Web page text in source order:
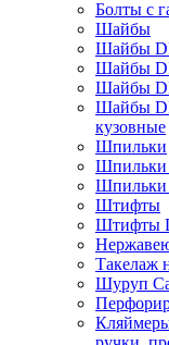
Болты с
Шайбы
Шайбы
Шайбы
Шайбы
Шайбы
кузовные
Шпильки
Шпильки
Шпильки
Штифты
Штифты
Такелаж
Шуруп